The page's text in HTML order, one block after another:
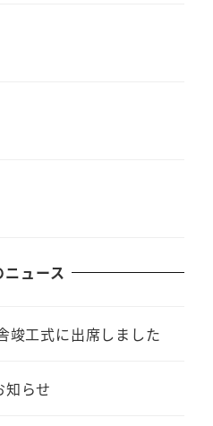
ニュース
竣工式に出席しました
知らせ